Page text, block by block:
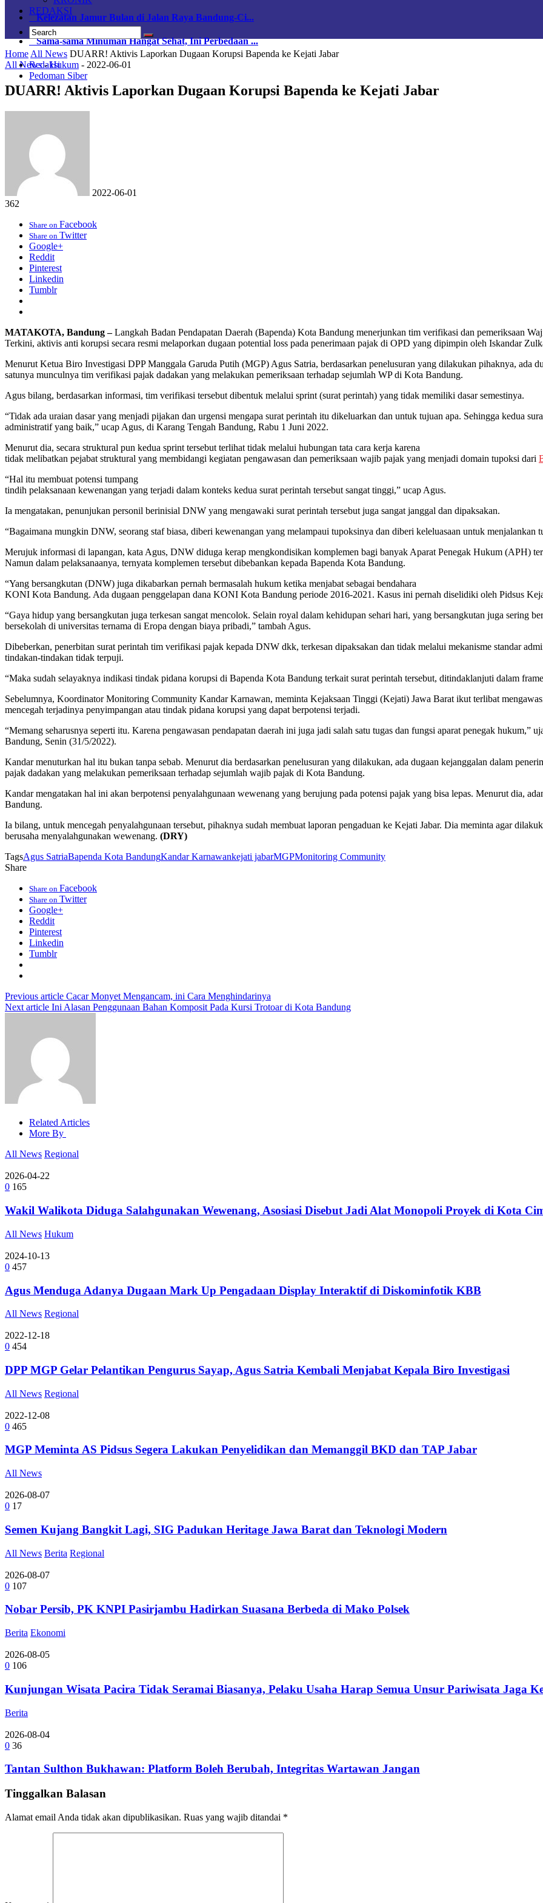
Kelezatan Jamur Bulan di Jalan Raya Bandung-Ci...
Sama-sama Minuman Hangat Sehat, Ini Perbedaan ...
Redaksi
Pedoman Siber
REDAKSI
Home All News DUARR! Aktivis Laporkan Dugaan Korupsi Bapenda ke Kejati Jabar
All News-Hukum - 2022-06-01
DUARR! Aktivis Laporkan Dugaan Korupsi Bapenda ke Kejati Jabar
2022-06-01
362
Share on Facebook
Share on Twitter
Google+
Reddit
Pinterest
Linkedin
Tumblr
MATAKOTA, Bandung –Langkah Badan Pendapatan Daerah (Bapenda) Kota Bandung menerjunkan tim verifikasi dan pemeriksaan
Terkini, aktivis anti korupsi secara resmi melaporkan dugaan potential loss pada penerimaan pajak di OPD yang dipimpin oleh Iskandar
Menurut Ketua Biro Investigasi DPP Manggala Garuda Putih (MGP) Agus Satria, berdasarkan penelusuran yang dilakukan pihaknya, ada
satunya munculnya tim verifikasi pajak dadakan yang melakukan pemeriksaan terhadap sejumlah WP di Kota Bandung.
Agus bilang, berdasarkan informasi, tim verifikasi tersebut dibentuk melalui sprint (surat perintah) yang tidak memiliki dasar semestinya.
“Tidak ada uraian dasar yang menjadi pijakan dan urgensi mengapa surat perintah itu dikeluarkan dan untuk tujuan apa. Sehingga kedua
administratif yang baik,” ucap Agus, di Karang Tengah Bandung, Rabu 1 Juni 2022.
Menurut dia, secara struktural pun kedua sprint tersebut terlihat tidak melalui hubungan tata cara kerja karena
tidak melibatkan pejabat struktural yang membidangi kegiatan pengawasan dan pemeriksaan wajib pajak yang menjadi domain tupoksi dari
“Hal itu membuat potensi tumpang
tindih pelaksanaan kewenangan yang terjadi dalam konteks kedua surat perintah tersebut sangat tinggi,” ucap Agus.
Ia mengatakan, penunjukan personil berinisial DNW yang mengawaki surat perintah tersebut juga sangat janggal dan dipaksakan.
“Bagaimana mungkin DNW, seorang staf biasa, diberi kewenangan yang melampaui tupoksinya dan diberi keleluasaan untuk menjalankan
Merujuk informasi di lapangan, kata Agus, DNW diduga kerap mengkondisikan komplemen bagi banyak Aparat Penegak Hukum (APH)
Namun dalam pelaksanaanya, ternyata komplemen tersebut dibebankan kepada Bapenda Kota Bandung.
“Yang bersangkutan (DNW) juga dikabarkan pernah bermasalah hukum ketika menjabat sebagai bendahara
KONI Kota Bandung. Ada dugaan penggelapan dana KONI Kota Bandung periode 2016-2021. Kasus ini pernah diselidiki oleh Pidsus
“Gaya hidup yang bersangkutan juga terkesan sangat mencolok. Selain royal dalam kehidupan sehari hari, yang bersangkutan juga sering
bersekolah di universitas ternama di Eropa dengan biaya pribadi,” tambah Agus.
Dibeberkan, penerbitan surat perintah tim verifikasi pajak kepada DNW dkk, terkesan dipaksakan dan tidak melalui mekanisme standar
tindakan-tindakan tidak terpuji.
“Maka sudah selayaknya indikasi tindak pidana korupsi di Bapenda Kota Bandung terkait surat perintah tersebut, ditindaklanjuti dalam
Sebelumnya, Koordinator Monitoring Community Kandar Karnawan, meminta Kejaksaan Tinggi (Kejati) Jawa Barat ikut terlibat
mencegah terjadinya penyimpangan atau tindak pidana korupsi yang dapat berpotensi terjadi.
“Memang seharusnya seperti itu. Karena pengawasan pendapatan daerah ini juga jadi salah satu tugas dan fungsi aparat penegak
Bandung, Senin (31/5/2022).
Kandar menuturkan hal itu bukan tanpa sebab. Menurut dia berdasarkan penelusuran yang dilakukan, ada dugaan kejanggalan dalam
pajak dadakan yang melakukan pemeriksaan terhadap sejumlah wajib pajak di Kota Bandung.
Kandar mengatakan hal ini akan berpotensi penyalahgunaan wewenang yang berujung pada potensi pajak yang bisa lepas. Menurut dia,
Bandung.
Ia bilang, untuk mencegah penyalahgunaan tersebut, pihaknya sudah membuat laporan pengaduan ke Kejati Jabar. Dia meminta agar
berusaha menyalahgunakan wewenang. (DRY)
TagsAgus SatriaBapenda Kota BandungKandar Karnawankejati jabarMGPMonitoring Community
Share
Share on Facebook
Share on Twitter
Google+
Reddit
Pinterest
Linkedin
Tumblr
Previous article Cacar Monyet Mengancam, ini Cara Menghindarinya
Next article Ini Alasan Penggunaan Bahan Komposit Pada Kursi Trotoar di Kota Bandung
Related Articles
More By
All News Regional
2026-04-22
0 165
Wakil Walikota Diduga Salahgunakan Wewenang, Asosiasi Disebut Jadi Alat Monopoli Proyek di Kota
All News Hukum
2024-10-13
0 457
Agus Menduga Adanya Dugaan Mark Up Pengadaan Display Interaktif di Diskominfotik KBB
All News Regional
2022-12-18
0 454
DPP MGP Gelar Pelantikan Pengurus Sayap, Agus Satria Kembali Menjabat Kepala Biro Investigasi
All News Regional
2022-12-08
0 465
MGP Meminta AS Pidsus Segera Lakukan Penyelidikan dan Memanggil BKD dan TAP Jabar
All News
2026-08-07
0 17
Semen Kujang Bangkit Lagi, SIG Padukan Heritage Jawa Barat dan Teknologi Modern
All News Berita Regional
2026-08-07
0 107
Nobar Persib, PK KNPI Pasirjambu Hadirkan Suasana Berbeda di Mako Polsek
Berita Ekonomi
2026-08-05
0 106
Kunjungan Wisata Pacira Tidak Seramai Biasanya, Pelaku Usaha Harap Semua Unsur Pariwisata Jaga
Berita
2026-08-04
0 36
Tantan Sulthon Bukhawan: Platform Boleh Berubah, Integritas Wartawan Jangan
Tinggalkan Balasan
Alamat email Anda tidak akan dipublikasikan. Ruas yang wajib ditandai *